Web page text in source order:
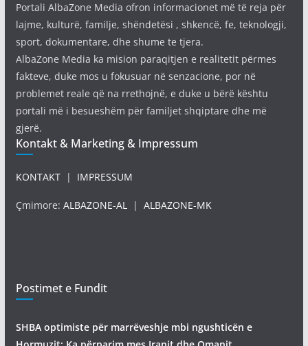
Portali AlbaZone Media ofron informacionet më të reja për
lajme, kulturë, familje, shëndetësi , shkencë, fe, teknologji,
sport, dokumentare, dhe shume te tjera.
AlbaZone Media ka mision paraqitjen e realitetit përmes
fakteve, duke mos u fokusuar në senzacione, por në
problemet reale që na rrethojnë, e duke u bërë kështu
portali më i besueshëm për familjet shqiptare dhe më
gjerë.
Kontakt & Marketing & Impressum
KONTAKT| IMPRESSUM
Çmimore: ALBAZONE-AL| ALBAZONE-MK
Postimet e Fundit
SHBA optimiste për marrëveshje mbi ngushticën e